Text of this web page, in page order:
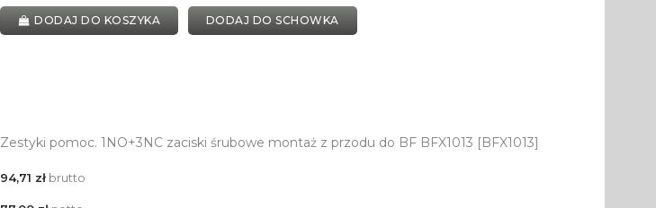
DODAJ DO KOSZYKA DODAJ DO SCHOWKA
Zestyki pomoc. 1NO+3NC zaciski śrubowe montaż z przodu do BF BFX1013 [BFX1013]
94,71 złbrutto